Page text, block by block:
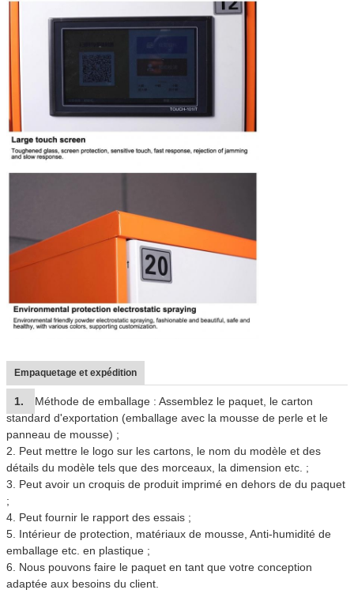
Empaquetage et expédition
1.
Méthode de emballage : Assemblez le paquet, le carton
standard d'exportation (emballage avec la mousse de perle et le
panneau de mousse) ;
2. Peut mettre le logo sur les cartons, le nom du modèle et des
détails du modèle tels que des morceaux, la dimension etc. ;
3. Peut avoir un croquis de produit imprimé en dehors de du paquet
;
4. Peut fournir le rapport des essais ;
5. Intérieur de protection, matériaux de mousse, Anti-humidité de
emballage etc. en plastique ;
6. Nous pouvons faire le paquet en tant que votre conception
adaptée aux besoins du client.